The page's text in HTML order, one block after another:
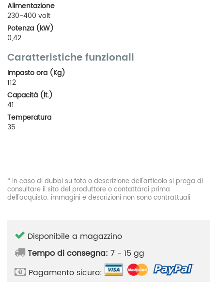
Alimentazione
230-400 volt
Potenza (kW)
0,42
Caratteristiche funzionali
Impasto ora (Kg)
112
Capacità (lt.)
41
Temperatura
35
* In caso di dubbi su foto o descrizione dell'articolo si prega di
consultare il sito del produttore o contattarci prima
dell'acquisto: immagini e descrizioni non sono contrattuali
Disponibile a magazzino
Tempo di consegna: 7 - 15 gg
Pagamento sicuro: